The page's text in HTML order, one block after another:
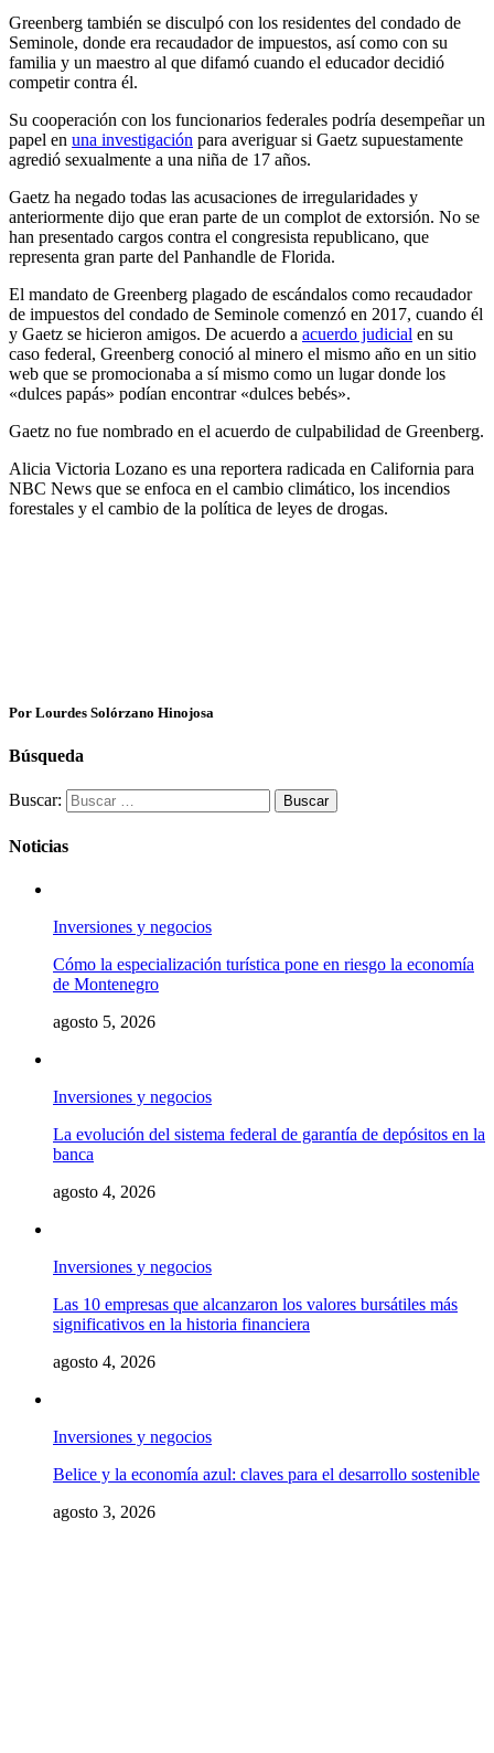
Greenberg también se disculpó con los residentes del condado de
Seminole, donde era recaudador de impuestos, así como con su
familia y un maestro al que difamó cuando el educador decidió
competir contra él.
Su cooperación con los funcionarios federales podría desempeñar un
papel en una investigación para averiguar si Gaetz supuestamente
agredió sexualmente a una niña de 17 años.
Gaetz ha negado todas las acusaciones de irregularidades y
anteriormente dijo que eran parte de un complot de extorsión. No se
han presentado cargos contra el congresista republicano, que
representa gran parte del Panhandle de Florida.
El mandato de Greenberg plagado de escándalos como recaudador
de impuestos del condado de Seminole comenzó en 2017, cuando él
y Gaetz se hicieron amigos. De acuerdo a acuerdo judicial en su
caso federal, Greenberg conoció al minero el mismo año en un sitio
web que se promocionaba a sí mismo como un lugar donde los
«dulces papás» podían encontrar «dulces bebés».
Gaetz no fue nombrado en el acuerdo de culpabilidad de Greenberg.
Alicia Victoria Lozano es una reportera radicada en California para
NBC News que se enfoca en el cambio climático, los incendios
forestales y el cambio de la política de leyes de drogas.
Por Lourdes Solórzano Hinojosa
Búsqueda
Buscar:
Noticias
Inversiones y negocios
Cómo la especialización turística pone en riesgo la economía
de Montenegro
agosto 5, 2026
Inversiones y negocios
La evolución del sistema federal de garantía de depósitos en la
banca
agosto 4, 2026
Inversiones y negocios
Las 10 empresas que alcanzaron los valores bursátiles más
significativos en la historia financiera
agosto 4, 2026
Inversiones y negocios
Belice y la economía azul: claves para el desarrollo sostenible
agosto 3, 2026